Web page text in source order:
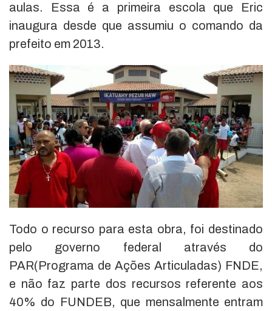
aulas. Essa é a primeira escola que Eric
inaugura desde que assumiu o comando da
prefeito em 2013.
Todo o recurso para esta obra, foi destinado
pelo governo federal através do
PAR(Programa de Ações Articuladas) FNDE,
e não faz parte dos recursos referente aos
40% do FUNDEB, que mensalmente entram